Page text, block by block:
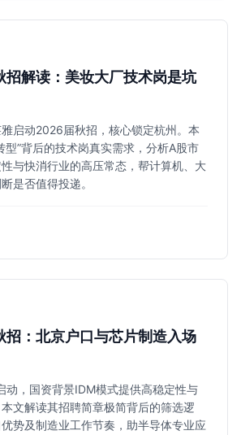
解读：美妆大厂技术岗是坑
启动2026届秋招，核心锁定杭州。本
型”背后的技术岗真实需求，分析A股市
与快消行业的高压常态，帮计算机、大
是否值得投递。
：北京户口与芯片制造入场
动，国资背景IDM模式提供高稳定性与
文解读其招聘简章极简背后的筛选逻
势及制造业工作节奏，助半导体专业应